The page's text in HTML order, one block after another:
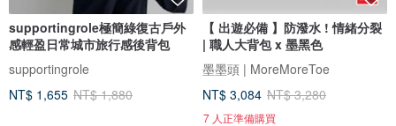
supportingrole極簡綠復古戶外
感輕盈日常城市旅行感後背包
supportingrole
NT$ 1,655 NT$ 1,880
【 出遊必備 】防潑水 ! 情緒分裂
| 職人大背包 x 墨黑色
墨墨頭 | MoreMoreToe
NT$ 3,084 NT$ 3,280
7 人正準備購買